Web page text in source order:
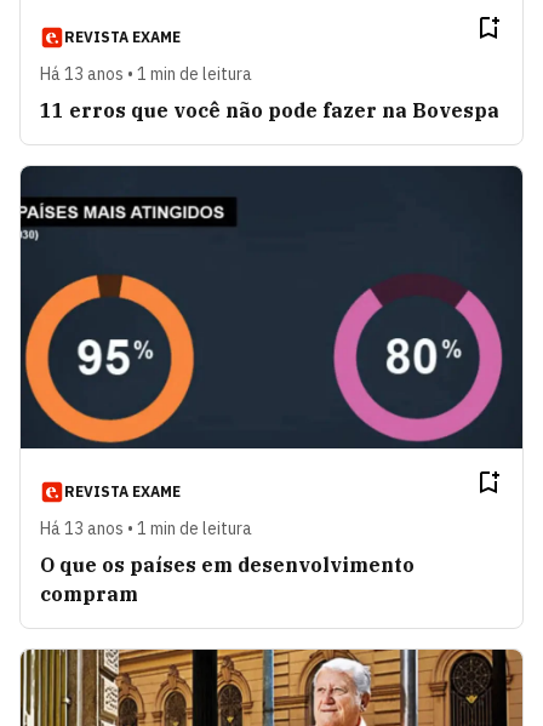
REVISTA EXAME
Há 13 anos • 1 min de leitura
11 erros que você não pode fazer na Bovespa
REVISTA EXAME
Há 13 anos • 1 min de leitura
O que os países em desenvolvimento
compram